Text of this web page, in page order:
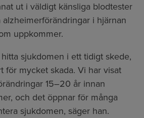
ut i väldigt känsliga blodtester
i hjärnan
uppkommer.
sjukdomen i ett tidigt skede,
för mycket skada. Vi har visat
15–20 år innan
och det öppnar för många
sjukdomen, säger han.